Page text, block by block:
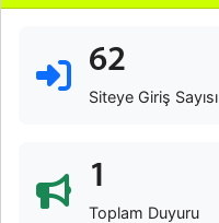
62
Siteye Giriş Sayısı
1
Toplam Duyuru